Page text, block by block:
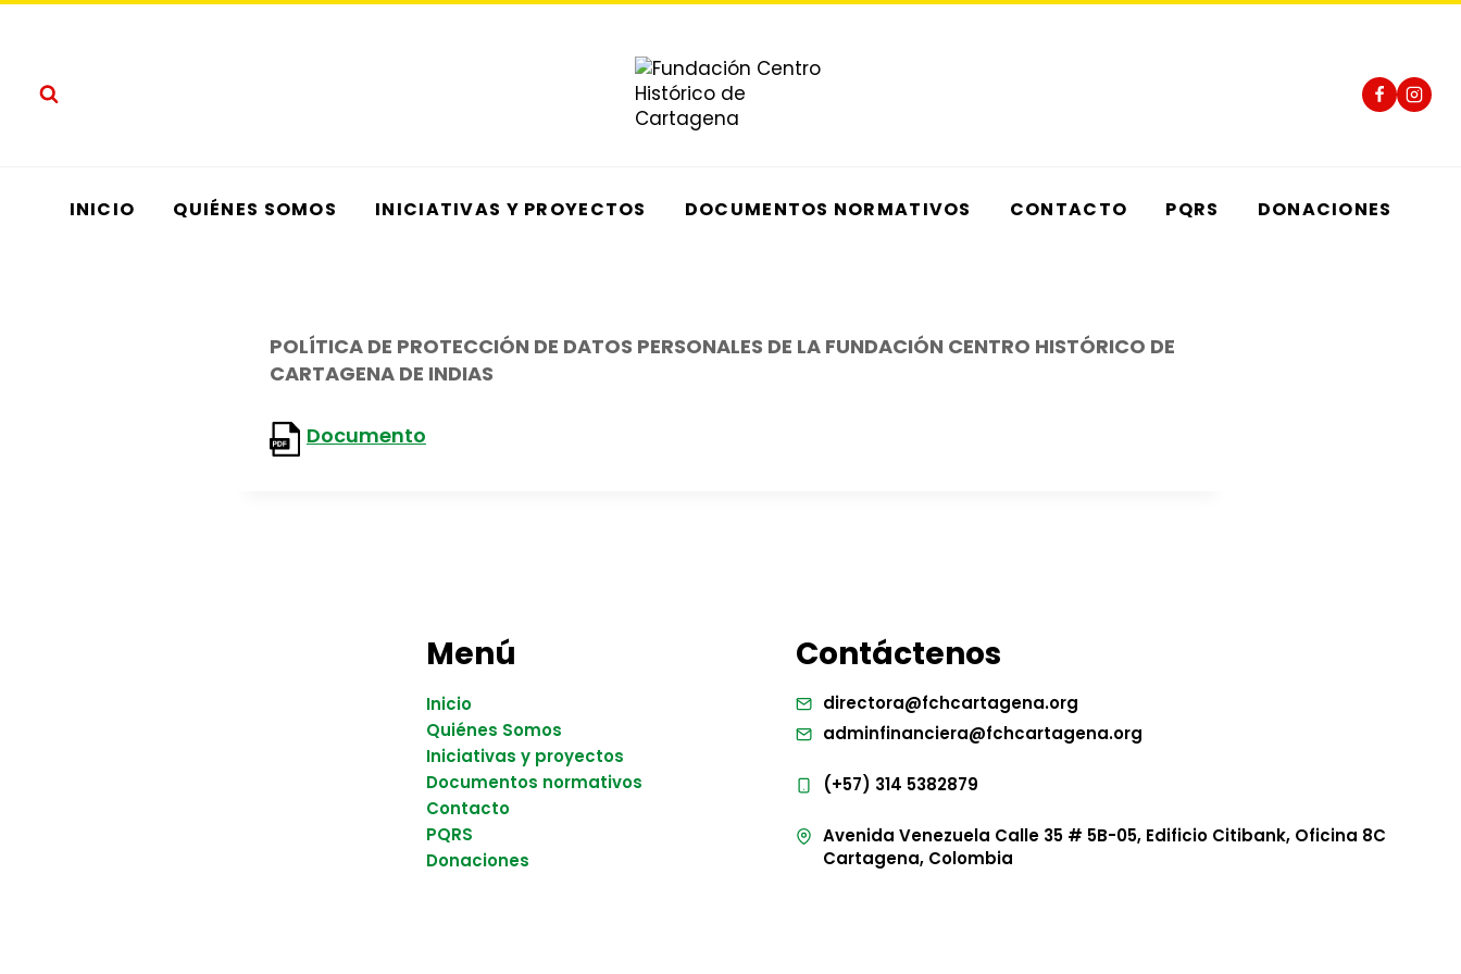
Saltar
INICIO QUIÉNES SOMOS INICIATIVAS Y PROYECTOS DOCUMENTOS NORMATIVOS CONTACTO PQRS DONACIONES
POLÍTICA DE PROTECCIÓN DE DATOS PERSONALES DE LA FUNDACIÓN CENTRO HISTÓRICO DE
CARTAGENA DE INDIAS
Documento
Menú
Inicio
Quiénes Somos
Iniciativas y proyectos
Documentos normativos
Contacto
PQRS
Donaciones
Contáctenos
directora@fchcartagena.org
adminfinanciera@fchcartagena.org
(+57) 314 5382879
Avenida Venezuela Calle 35 # 5B-05, Edificio Citibank, Oficina 8C
Cartagena, Colombia